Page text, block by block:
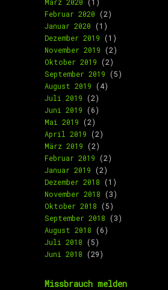
Februar 2020 (2)
Januar 2020 (1)
Dezember 2019 (1)
November 2019 (2)
Oktober 2019 (2)
September 2019 (5)
August 2019 (4)
Juli 2019 (2)
Juni 2019 (6)
Mai 2019 (2)
April 2019 (2)
März 2019 (2)
Februar 2019 (2)
Januar 2019 (2)
Dezember 2018 (1)
November 2018 (3)
Oktober 2018 (5)
September 2018 (3)
August 2018 (6)
Juli 2018 (5)
Juni 2018 (29)
Missbrauch melden